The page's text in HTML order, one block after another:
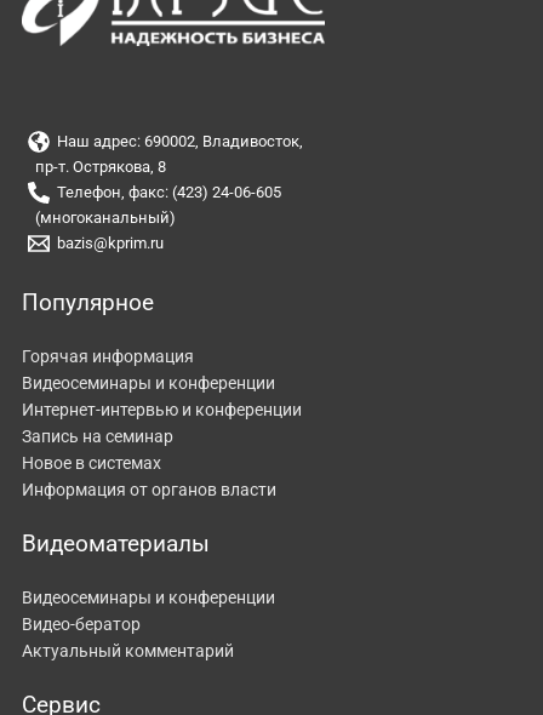
Наш адрес: 690002, Владивосток,
пр-т. Острякова, 8
Телефон, факс: (423) 24-06-605
(многоканальный)
bazis@kprim.ru
Популярное
Горячая информация
Видеосеминары и конференции
Интернет-интервью и конференции
Запись на семинар
Новое в системах
Информация от органов власти
Видеоматериалы
Видеосеминары и конференции
Видео-бератор
Актуальный комментарий
Сервис